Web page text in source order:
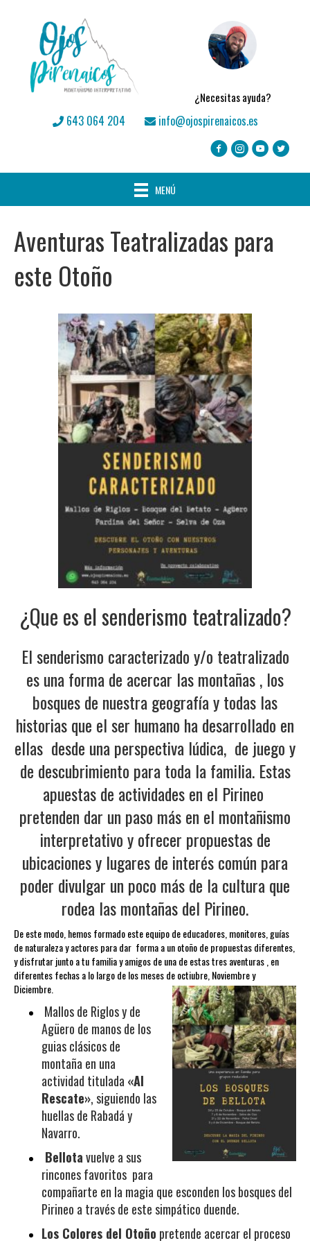
¿Necesitas ayuda?
643 064 204 info@ojospirenaicos.es
MENÚ
Aventuras Teatralizadas para
este Otoño
¿Que es el senderismo teatralizado?
El senderismo caracterizado y/o teatralizado
es una forma de acercar las montañas , los
bosques de nuestra geografía y todas las
historias que el ser humano ha desarrollado en
ellas desde una perspectiva lúdica, de juego y
de descubrimiento para toda la familia. Estas
apuestas de actividades en el Pirineo
pretenden dar un paso más en el montañismo
interpretativo y ofrecer propuestas de
ubicaciones y lugares de interés común para
poder divulgar un poco más de la cultura que
rodea las montañas del Pirineo.
De este modo, hemos formado este equipo de educadores, monitores, guías
de naturaleza y actores para dar forma a un otoño de propuestas diferentes,
y disfrutar junto a tu familia y amigos de una de estas tres aventuras , en
diferentes fechas a lo largo de los meses de octiubre, Noviembre y
Diciembre.
Mallos de Riglos y de
Agüero de manos de los
guias clásicos de
montaña en una
actividad titulada «Al
Rescate», siguiendo las
huellas de Rabadá y
Navarro.
Bellotavuelve a sus
rincones favoritos para
compañarte en la magia que esconden los bosques del
Pirineo a través de este simpático duende.
Los Colores del Otoño pretende acercar el proceso